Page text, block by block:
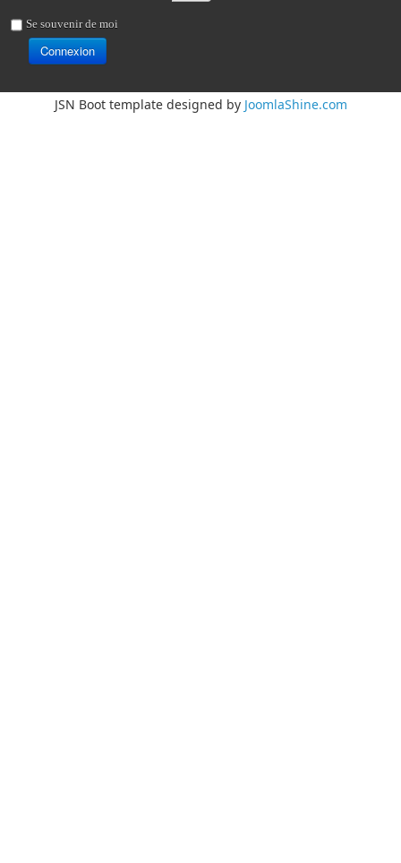
Se souvenir de moi
Connexion
JSN Boot template designed by JoomlaShine.com